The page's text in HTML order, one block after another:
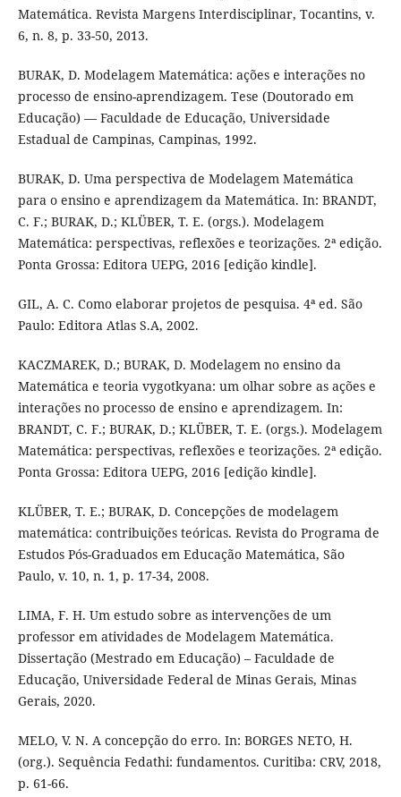
Matemática. Revista Margens Interdisciplinar, Tocantins, v.
6, n. 8, p. 33-50, 2013.
BURAK, D. Modelagem Matemática: ações e interações no
processo de ensino-aprendizagem. Tese (Doutorado em
Educação) — Faculdade de Educação, Universidade
Estadual de Campinas, Campinas, 1992.
BURAK, D. Uma perspectiva de Modelagem Matemática
para o ensino e aprendizagem da Matemática. In: BRANDT,
C. F.; BURAK, D.; KLÜBER, T. E. (orgs.). Modelagem
Matemática: perspectivas, reflexões e teorizações. 2ª edição.
Ponta Grossa: Editora UEPG, 2016 [edição kindle].
GIL, A. C. Como elaborar projetos de pesquisa. 4ª ed. São
Paulo: Editora Atlas S.A, 2002.
KACZMAREK, D.; BURAK, D. Modelagem no ensino da
Matemática e teoria vygotkyana: um olhar sobre as ações e
interações no processo de ensino e aprendizagem. In:
BRANDT, C. F.; BURAK, D.; KLÜBER, T. E. (orgs.). Modelagem
Matemática: perspectivas, reflexões e teorizações. 2ª edição.
Ponta Grossa: Editora UEPG, 2016 [edição kindle].
KLÜBER, T. E.; BURAK, D. Concepções de modelagem
matemática: contribuições teóricas. Revista do Programa de
Estudos Pós-Graduados em Educação Matemática, São
Paulo, v. 10, n. 1, p. 17-34, 2008.
LIMA, F. H. Um estudo sobre as intervenções de um
professor em atividades de Modelagem Matemática.
Dissertação (Mestrado em Educação) – Faculdade de
Educação, Universidade Federal de Minas Gerais, Minas
Gerais, 2020.
MELO, V. N. A concepção do erro. In: BORGES NETO, H.
(org.). Sequência Fedathi: fundamentos. Curitiba: CRV, 2018,
p. 61-66.